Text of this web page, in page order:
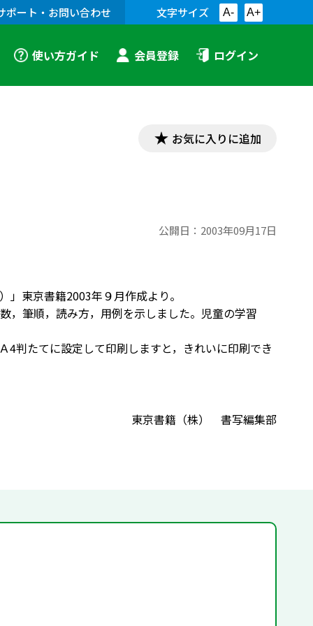
ポート・お問い合わせ 文字サイズ A- A+
使い方ガイド 会員登録 ログイン
お気に入りに追加
公開日： 2003年09月17日
東京書籍2003年９月作成より。
，筆順，読み方，用例を示しました。児童の学習
4判たてに設定して印刷しますと，きれいに印刷でき
東京書籍（株） 書写編集部